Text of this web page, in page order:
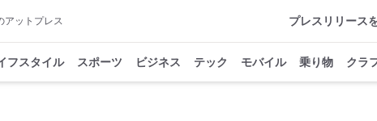
アットプレス プレスリリース
フスタイル スポーツ ビジネス テック モバイル 乗り物 クラ